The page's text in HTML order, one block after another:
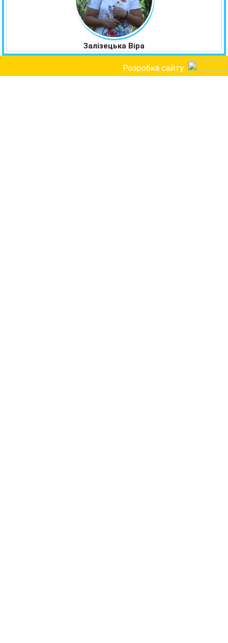
Залізецька Віра
Розробка сайту: